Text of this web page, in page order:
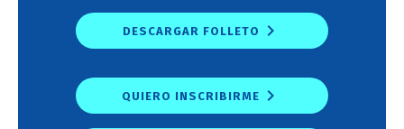
DESCARGAR FOLLETO
QUIERO INSCRIBIRME